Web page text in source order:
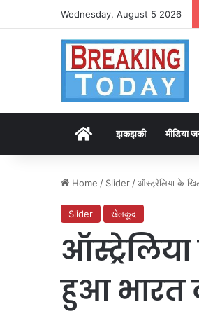
Wednesday, August 5 2026
Homeझकझकी मीडिया
Home / Slider /ऑस्ट्रेलिया के
Slider खेलकूद
हुआ भारत